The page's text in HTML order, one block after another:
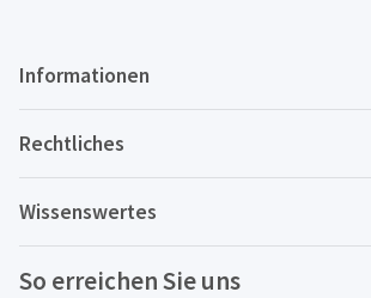
Informationen
Rechtliches
Wissenswertes
So erreichen Sie uns